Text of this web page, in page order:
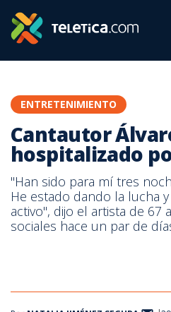
ENTRETENIMIENTO
Cantautor
hospitalizado
"Han sido para mí tres
He estado dando la lucha
activo", dijo el artista de 67
sociales hace un par de